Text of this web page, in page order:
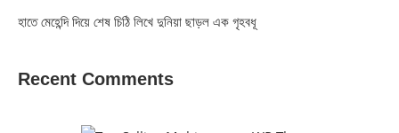
হাতে মেহেন্দি দিয়ে শেষ চিঠি লিখে দুনিয়া ছাড়ল এক গৃহবধূ
Recent Comments